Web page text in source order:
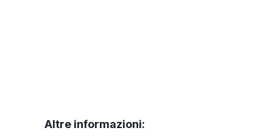
Altre informazioni: